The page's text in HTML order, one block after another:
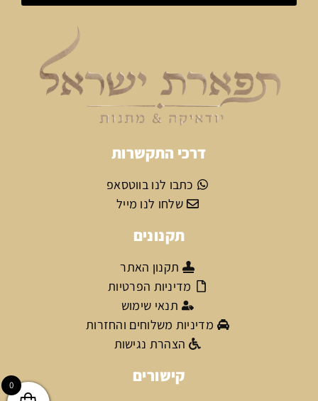
דרכי התקשרות
כתבו לנו בווטסאפ
שלחו לנו מייל
תקנונים
תקנון האתר
מדיניות הפרטיות
תנאי שימוש
מדיניות משלוחים והחזרות
הצהרת נגישות
קישורים 0